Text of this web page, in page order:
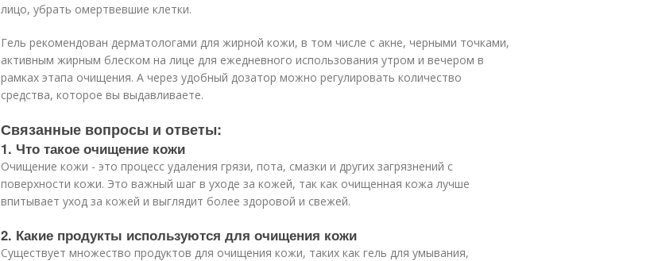
лицо, убрать омертвевшие клетки.
Гель рекомендован дерматологами для жирной кожи, в том числе с акне, черными точками,
активным жирным блеском на лице для ежедневного использования утром и вечером в
рамках этапа очищения. А через удобный дозатор можно регулировать количество
средства, которое вы выдавливаете.
Связанные вопросы и ответы:
1. Что такое очищение кожи
Очищение кожи - это процесс удаления грязи, пота, смазки и других загрязнений с
поверхности кожи. Это важный шаг в уходе за кожей, так как очищенная кожа лучше
впитывает уход за кожей и выглядит более здоровой и свежей.
2. Какие продукты используются для очищения кожи
Существует множество продуктов для очищения кожи, таких как гель для умывания,